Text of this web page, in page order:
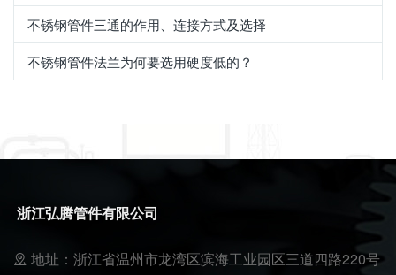
不锈钢管件三通的作用、连接方式及选择
不锈钢管件法兰为何要选用硬度低的？
浙江弘腾管件有限公司
地址：浙江省温州市龙湾区滨海工业园区三道四路220号